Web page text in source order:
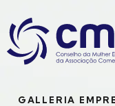
GALLERIA